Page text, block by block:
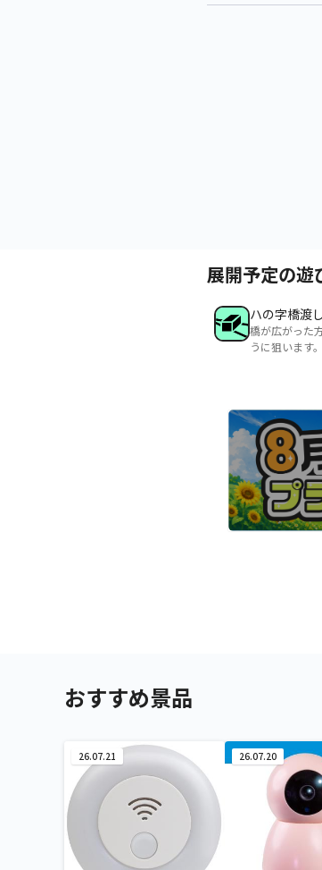
展開予定の遊
ハの字橋渡し
橋が広がった
うに狙います。
おすすめ景品
26.07.21 26.07.20